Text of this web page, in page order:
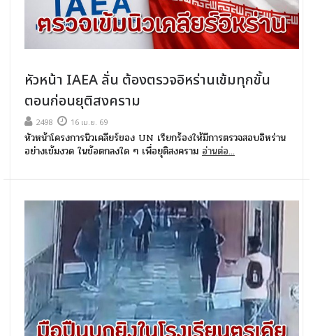
หัวหน้า IAEA ลั่น ต้องตรวจอิหร่านเข้มทุกขั้น
ตอนก่อนยุติสงคราม
2498 16 เม.ย. 69
หัวหน้าโครงการนิวเคลียร์ของ UN เรียกร้องให้มีการตรวจสอบอิหร่าน
อย่างเข้มงวด ในข้อตกลงใด ๆ เพื่อยุติสงคราม อ่านต่อ...